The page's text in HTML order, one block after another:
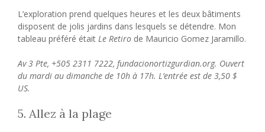
L’exploration prend quelques heures et les deux bâtiments
disposent de jolis jardins dans lesquels se détendre. Mon
tableau préféré était Le Retiro de Mauricio Gomez Jaramillo.
Av 3 Pte, +505 2311 7222, fundacionortizgurdian.org. Ouvert
du mardi au dimanche de 10h à 17h. L’entrée est de 3,50 $
US.
5. Allez à la plage